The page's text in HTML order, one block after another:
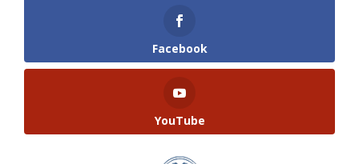
Facebook
YouTube